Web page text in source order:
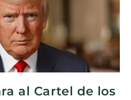
al Cartel de los